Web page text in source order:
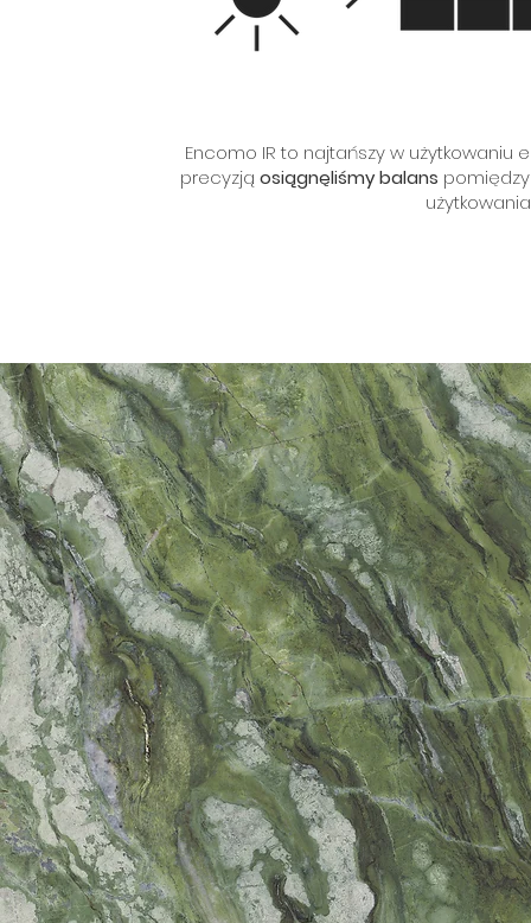
Encomo IR to najtańszy w użytkowaniu
precyzją osiągnęliśmy balans